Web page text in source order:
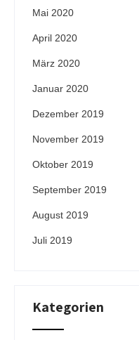
Mai 2020
April 2020
März 2020
Januar 2020
Dezember 2019
November 2019
Oktober 2019
September 2019
August 2019
Juli 2019
Kategorien